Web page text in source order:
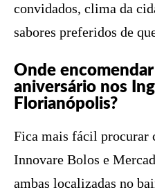
convidados, clima da
sabores preferidos de
Onde
aniversário nos
Florianópolis?
Fica mais fácil procurar
Innovare Bolos e
ambas localizadas no